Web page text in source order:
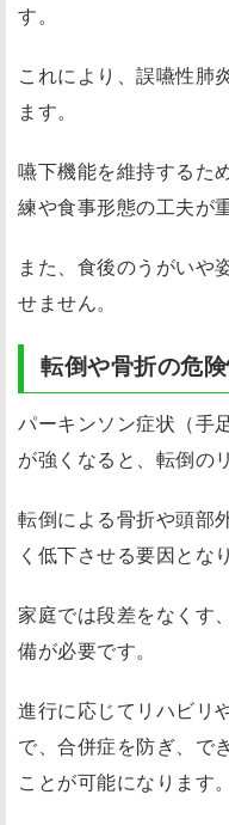
す。
これにより、誤嚥性肺
ます。
嚥下機能を維持するた
練や食事形態の工夫が
また、食後のうがいや
せません。
転倒や骨折の危
パーキンソン症状（手
が強くなると、転倒の
転倒による骨折や頭部
く低下させる要因とな
家庭では段差をなくす
備が必要です。
進行に応じてリハビリ
で、合併症を防ぎ、で
ことが可能になります。